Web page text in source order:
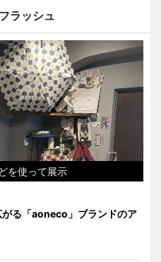
ラッシュ
を使って展示
がる「aoneco」ブランドのア